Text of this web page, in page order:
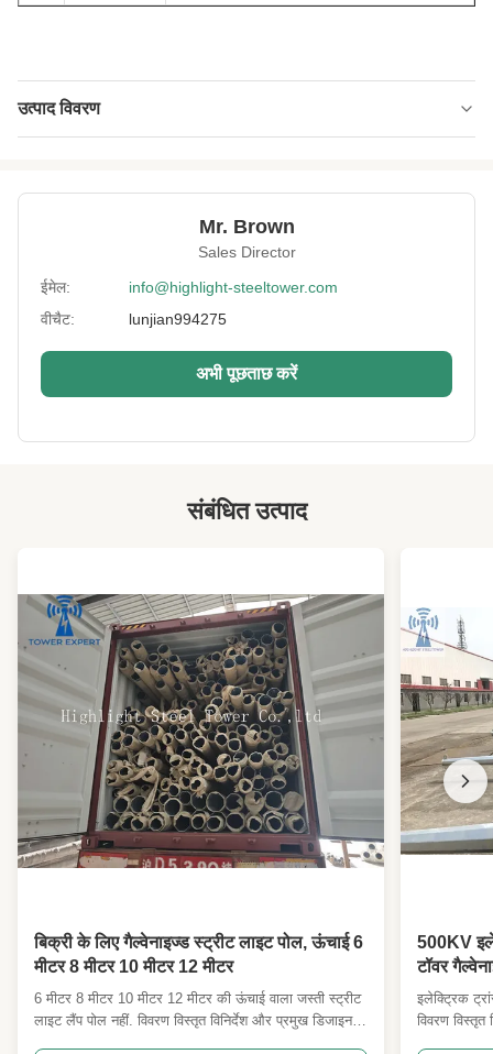
उत्पाद विवरण
Material: जीबी Q235 या Q355
Advanced
Equipment:
2,400 टन प्रेस मशीन और लेजर कटिंग मशीन, ऑटो
वाल्डिंग मशीनें
Height:
Warranty: 3000टन/माह
Port: क़िंगदाओ
एकाधिकार कृत्रिम पेड़ सेल टावर
Mr. Brown
Sales Director
ईमेल:
info@highlight-steeltower.com
वीचैट:
lunjian994275
अभी पूछताछ करें
संबंधित उत्पाद
बिक्री के लिए गैल्वेनाइज्ड स्ट्रीट लाइट पोल, ऊंचाई 6
मीटर 8 मीटर 10 मीटर 12 मीटर
6 मीटर 8 मीटर 10 मीटर 12 मीटर की ऊंचाई वाला जस्ती स्ट्रीट
लाइट लैंप पोल नहीं. विवरण विस्तृत विनिर्देश और प्रमुख डिजाइन
500KV
टॉवर
इलेक्ट्रिक
विवरण विस्तृत